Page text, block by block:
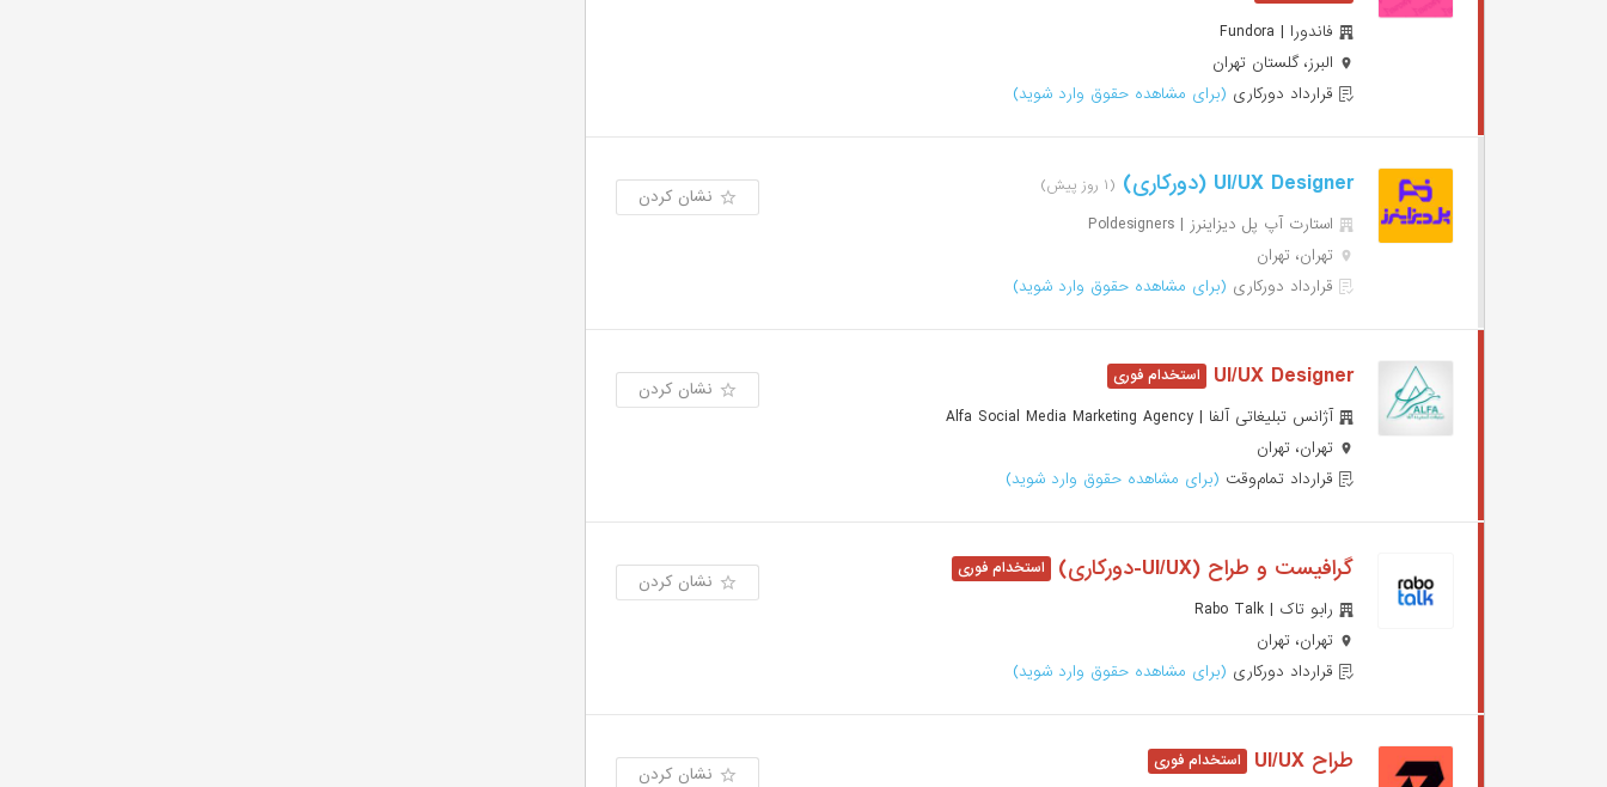
فاندورا | Fundora
البرز، گلستان تهران
قرارداد دورکاری (برای مشاهده حقوق وارد شوید)
UI/UX Designer (دورکاری) (۱ روز پیش)
استارت آپ پل دیزاینرز | Poldesigners
تهران، تهران
قرارداد دورکاری (برای مشاهده حقوق وارد شوید)
نشان کردن
UI/UX Designer
آژانس تبلیغاتی آلفا | Alfa Social Media Marketing Agency
تهران، تهران
قرارداد تمام‌وقت (برای مشاهده حقوق وارد شوید)
نشان کردن
گرافیست و طراح (UI/UX-دورکاری)
رابو تاک | Rabo Talk
تهران، تهران
قرارداد دورکاری (برای مشاهده حقوق وارد شوید)
نشان کردن
طراح UI/UX نشان کردن